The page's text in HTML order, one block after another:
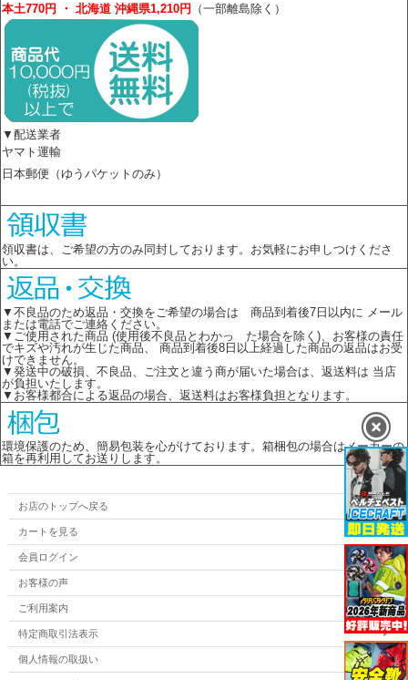
本土770円 ・ 北海道 沖縄県1,210円 （一部離島除く）
▼配送業者
ヤマト運輸
日本郵便（ゆうパケットのみ）
領収書は、ご希望の方のみ同封しております。お気軽にお申しつけくださ
い。
▼不良品のため返品・交換をご希望の場合は 商品到着後7日以内に メール
または電話でご連絡ください。
▼ご使用された商品 (使用後不良品とわかっ た場合を除く)、お客様の責任
でキズや汚れが生じた商品、 商品到着後8日以上経過した商品の返品はお受
けできません。
▼発送中の破損、不良品、ご注文と違う商が届いた場合は、返送料は 当店
が負担いたします。
▼お客様都合による返品の場合、返送料はお客様負担となります。
環境保護のため、簡易包装を心がけております。箱梱包の場合はメーカーの
箱を再利用してお送りします。
お店のトップへ戻る
カートを見る
会員ログイン
お客様の声
ご利用案内
特定商取引法表示
個人情報の取扱い